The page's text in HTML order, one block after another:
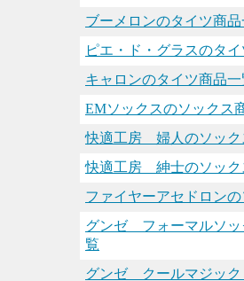
ブーメロンのタイツ商品
ピエ・ド・グラスのタ
キャロンのタイツ商品一
EMソックスのソックス
快適工房 婦人のソック
快適工房 紳士のソック
ファイヤーアセドロン
グンゼ フォーマルソッ
覧
グンゼ クールマジッ